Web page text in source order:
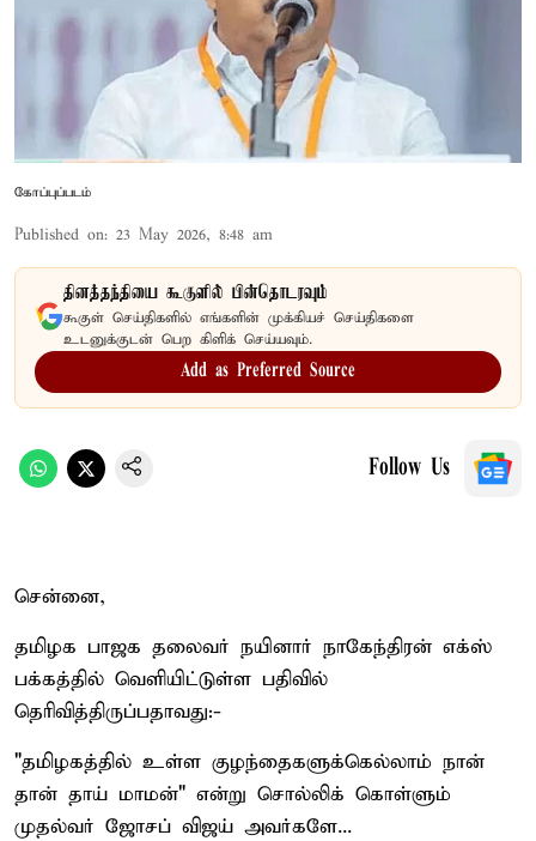
கோப்புப்படம்
Published on: 23 May 2026, 8:48 am
தினத்தந்தியை கூகுளில் பின்தொடரவும்
கூகுள் செய்திகளில் எங்களின் முக்கியச் செய்திகளை
உடனுக்குடன் பெற கிளிக் செய்யவும்.
Add as Preferred Source
Follow Us
சென்னை,
தமிழக பாஜக தலைவர் நயினார் நாகேந்திரன் எக்ஸ்
பக்கத்தில் வெளியிட்டுள்ள பதிவில்
தெரிவித்திருப்பதாவது:-
"தமிழகத்தில் உள்ள குழந்தைகளுக்கெல்லாம் நான்
தான் தாய் மாமன்" என்று சொல்லிக் கொள்ளும்
முதல்வர் ஜோசப் விஜய் அவர்களே...